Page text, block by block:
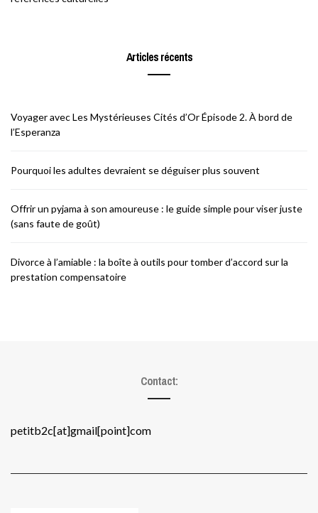
Articles récents
Voyager avec Les Mystérieuses Cités d’Or Épisode 2. À bord de
l’Esperanza
Pourquoi les adultes devraient se déguiser plus souvent
Offrir un pyjama à son amoureuse : le guide simple pour viser juste
(sans faute de goût)
Divorce à l’amiable : la boîte à outils pour tomber d’accord sur la
prestation compensatoire
Contact:
petitb2c[at]gmail[point]com